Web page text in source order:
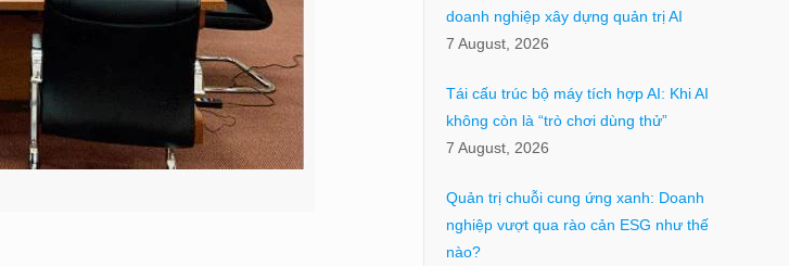
doanh nghiệp xây dựng quản trị AI
7 August, 2026
Tái cấu trúc bộ máy tích hợp AI: Khi AI
không còn là “trò chơi dùng thử”
7 August, 2026
Quản trị chuỗi cung ứng xanh: Doanh
nghiệp vượt qua rào cản ESG như thế
nào?